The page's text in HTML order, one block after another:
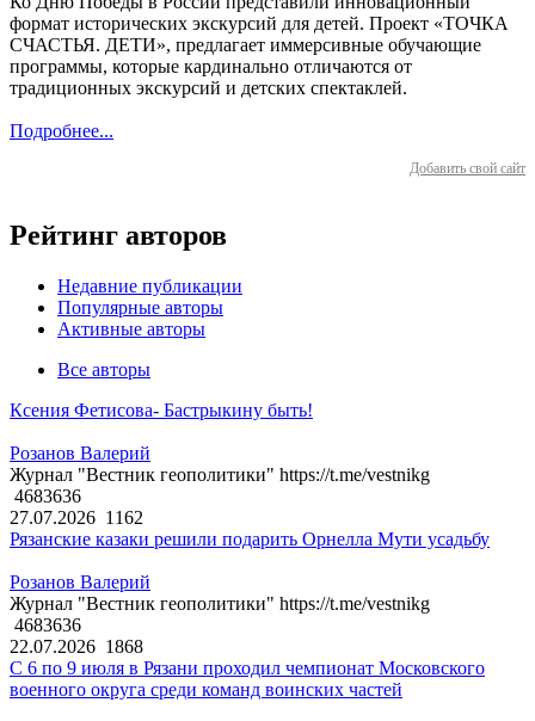
формат исторических экскурсий для детей. Проект «ТОЧКА
СЧАСТЬЯ. ДЕТИ», предлагает иммерсивные обучающие
программы, которые кардинально отличаются от
традиционных экскурсий и детских спектаклей.
Подробнее...
Добавить свой сайт
Рейтинг авторов
Недавние публикации
Популярные авторы
Активные авторы
Все авторы
Ксения Фетисова- Бастрыкину быть!
Розанов Валерий
Журнал "Вестник геополитики" https://t.me/vestnikg
4683636
27.07.2026 1162
Рязанские казаки решили подарить Орнелла Мути усадьбу
Розанов Валерий
Журнал "Вестник геополитики" https://t.me/vestnikg
4683636
22.07.2026 1868
С 6 по 9 июля в Рязани проходил чемпионат Московского
военного округа среди команд воинских частей